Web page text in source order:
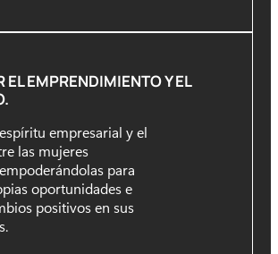
EL EMPRENDIMIENTO Y EL
empresarial y el
las mujeres
para
oportunidades e
positivos en sus